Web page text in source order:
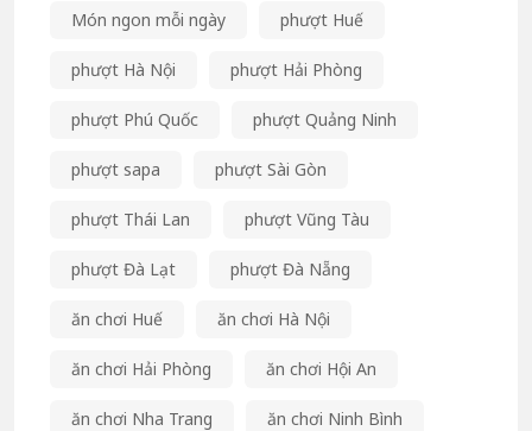
Món ngon mỗi ngày phượt Huế
phượt Hà Nội phượt Hải Phòng
phượt Phú Quốc phượt Quảng Ninh
phượt sapa phượt Sài Gòn
phượt Thái Lan phượt Vũng Tàu
phượt Đà Lạt phượt Đà Nẵng
ăn chơi Huế ăn chơi Hà Nội
ăn chơi Hải Phòng ăn chơi Hội An
ăn chơi Nha Trang ăn chơi Ninh Bình